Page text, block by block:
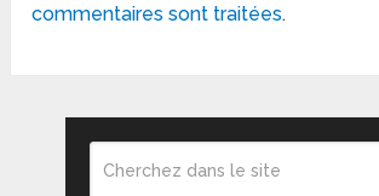
commentaires sont traitées.